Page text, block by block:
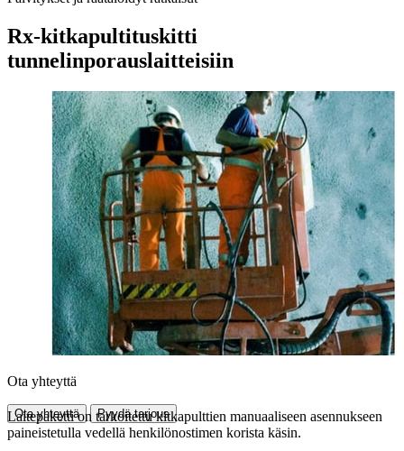
Rx-kitkapultituskitti
tunnelinporauslaitteisiin
Ota yhteyttä
Ota yhteyttä Pyydä tarjous
Laitepaketti on tarkoitettu kitkapulttien manuaaliseen asennukseen
paineistetulla vedellä henkilönostimen korista käsin.